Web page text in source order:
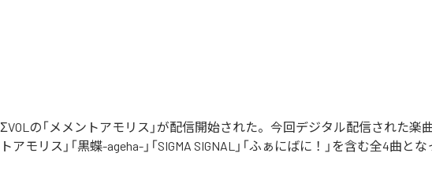
ΣVOLの「メメントアモリス」が配信開始された。今回デジタル配信された楽
トアモリス」「黒蝶-ageha-」「SIGMA SIGNAL」「ふぁにばに！」を含む全4曲とな